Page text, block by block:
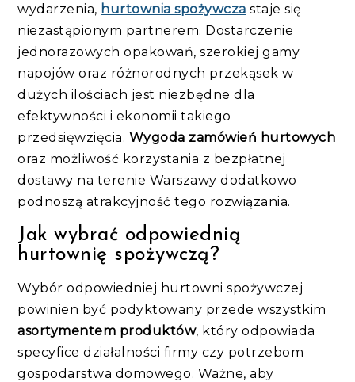
wydarzenia, hurtownia spożywcza staje się
niezastąpionym partnerem. Dostarczenie
jednorazowych opakowań, szerokiej gamy
napojów oraz różnorodnych przekąsek w
dużych ilościach jest niezbędne dla
efektywności i ekonomii takiego
przedsięwzięcia. Wygoda zamówień hurtowych
oraz możliwość korzystania z bezpłatnej
dostawy na terenie Warszawy dodatkowo
podnoszą atrakcyjność tego rozwiązania.
Jak wybrać odpowiednią
hurtownię spożywczą?
Wybór odpowiedniej hurtowni spożywczej
powinien być podyktowany przede wszystkim
asortymentem produktów, który odpowiada
specyfice działalności firmy czy potrzebom
gospodarstwa domowego. Ważne, aby